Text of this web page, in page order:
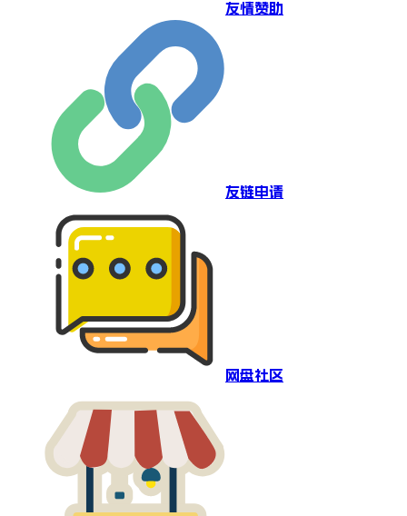
友情赞助
友链申请
网盘社区